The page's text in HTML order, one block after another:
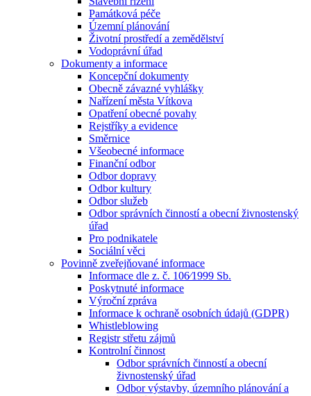
Památková péče
Územní plánování
Životní prostředí a zemědělství
Vodoprávní úřad
Dokumenty a informace
Koncepční dokumenty
Obecně závazné vyhlášky
Nařízení města Vítkova
Opatření obecné povahy
Rejstříky a evidence
Směrnice
Všeobecné informace
Finanční odbor
Odbor dopravy
Odbor kultury
Odbor služeb
Odbor správních činností a obecní živnostenský
úřad
Pro podnikatele
Sociální věci
Povinně zveřejňované informace
Informace dle z. č. 106⁄1999 Sb.
Poskytnuté informace
Výroční zpráva
Informace k ochraně osobních údajů (GDPR)
Whistleblowing
Registr střetu zájmů
Kontrolní činnost
Odbor správních činností a obecní
živnostenský úřad
Odbor výstavby, územního plánování a